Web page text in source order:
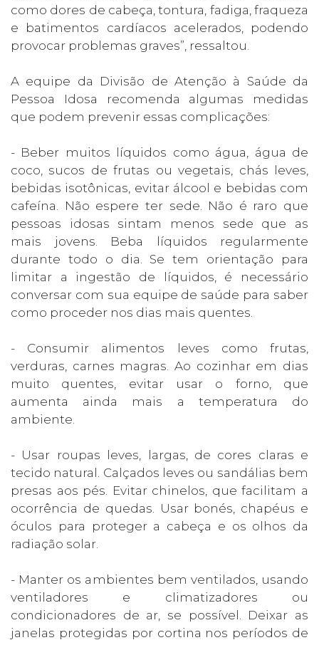
como dores de cabeça, tontura, fadiga, fraqueza
e batimentos cardíacos acelerados, podendo
provocar problemas graves”, ressaltou.
A equipe da Divisão de Atenção à Saúde da
Pessoa Idosa recomenda algumas medidas
que podem prevenir essas complicações:
- Beber muitos líquidos como água, água de
coco, sucos de frutas ou vegetais, chás leves,
bebidas isotônicas, evitar álcool e bebidas com
cafeína. Não espere ter sede. Não é raro que
pessoas idosas sintam menos sede que as
mais jovens. Beba líquidos regularmente
durante todo o dia. Se tem orientação para
limitar a ingestão de líquidos, é necessário
conversar com sua equipe de saúde para saber
como proceder nos dias mais quentes.
- Consumir alimentos leves como frutas,
verduras, carnes magras. Ao cozinhar em dias
muito quentes, evitar usar o forno, que
aumenta ainda mais a temperatura do
ambiente.
- Usar roupas leves, largas, de cores claras e
tecido natural. Calçados leves ou sandálias bem
presas aos pés. Evitar chinelos, que facilitam a
ocorrência de quedas. Usar bonés, chapéus e
óculos para proteger a cabeça e os olhos da
radiação solar.
- Manter os ambientes bem ventilados, usando
ventiladores e climatizadores ou
condicionadores de ar, se possível. Deixar as
janelas protegidas por cortina nos períodos de